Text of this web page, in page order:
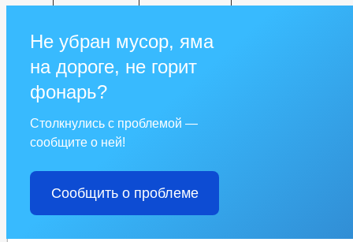
Не убран мусор, яма
на дороге, не горит
фонарь?
Столкнулись с проблемой —
сообщите о ней!
Сообщить о проблеме